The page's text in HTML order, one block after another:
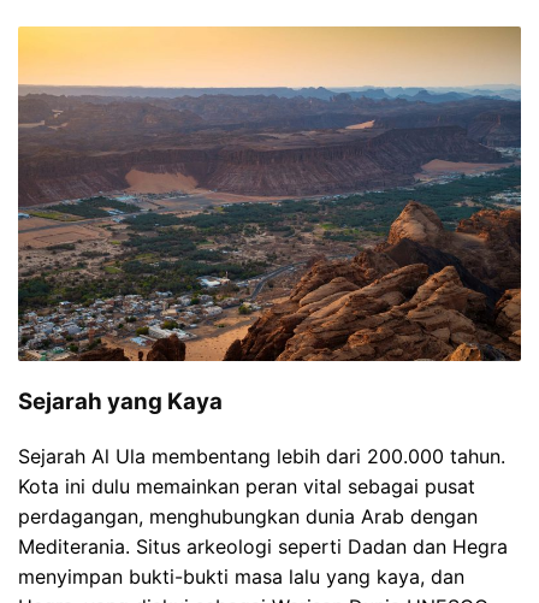
Sejarah yang Kaya
Sejarah Al Ula membentang lebih dari 200.000 tahun.
Kota ini dulu memainkan peran vital sebagai pusat
perdagangan, menghubungkan dunia Arab dengan
Mediterania. Situs arkeologi seperti Dadan dan Hegra
menyimpan bukti-bukti masa lalu yang kaya, dan